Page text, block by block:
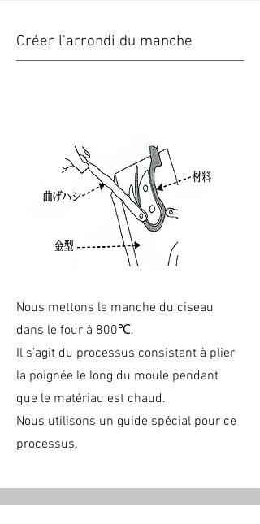
Créer l'arrondi du manche
Nous mettons le manche du ciseau
dans le four à 800℃.
Il s’agit du processus consistant à plier
la poignée le long du moule pendant
que le matériau est chaud.
Nous utilisons un guide spécial pour ce
processus.